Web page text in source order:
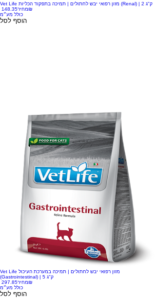
Vet Life מזון רפואי יבש לחתולים | תמיכה בתפקוד הכליות (Renal) | 2 ק"ג
מחיר‏148.35 ‏₪
כולל מע״מ
הוסף לסל
Vet Life מזון רפואי יבש לחתולים | תמיכה במערכת העיכול
(Gastrointestinal) | 5 ק"ג
מחיר‏297.85 ‏₪
כולל מע״מ
הוסף לסל